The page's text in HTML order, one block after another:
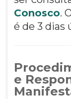
Conosco.
é de 3 dias
e